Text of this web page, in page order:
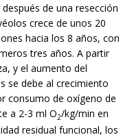
de una resección
crece de unos 20
hacia los 8 años, con
tres años. A partir
y el aumento del
se debe al crecimiento
consumo de oxígeno de
a 2-3 ml O2/kg/min en
residual funcional, los